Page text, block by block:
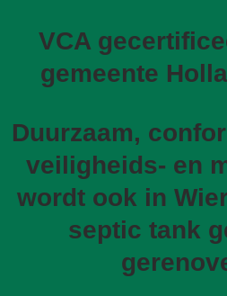
VCA
gemeente
Duurzaam,
veiligheids- en
wordt ook in
septic tank